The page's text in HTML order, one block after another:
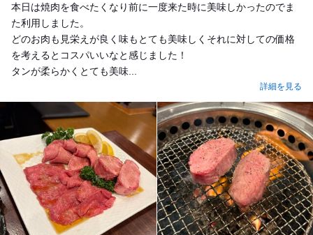
本日は焼肉を食べたくなり前に一度来た時に美味しかったのでま
た利用しました。
どのお肉も見栄えが良く味もとても美味しくそれに対しての価格
を考えるとコスパいいなと感じました！
タンが柔らかくとても美味...
詳細を見る